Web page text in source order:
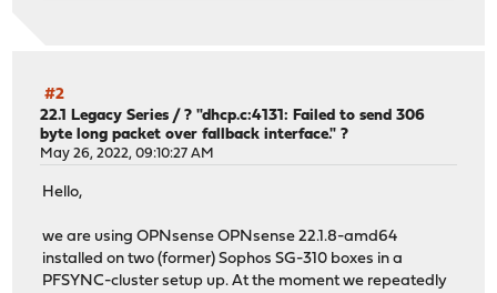
#2
22.1 Legacy Series /? "dhcp.c:4131: Failed to send 306
byte long packet over fallback interface." ?
May 26, 2022, 09:10:27 AM
Hello,
we are using OPNsense OPNsense 22.1.8-amd64
installed on two (former) Sophos SG-310 boxes in a
PFSYNC-cluster setup up. At the moment we repeatedly